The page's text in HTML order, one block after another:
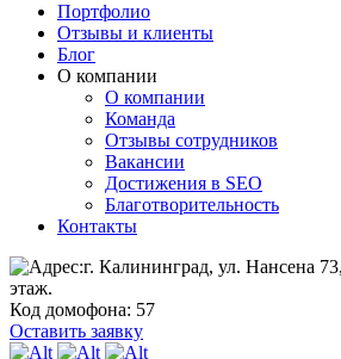
Портфолио
Отзывы и клиенты
Блог
О компании
О компании
Команда
Отзывы сотрудников
Вакансии
Достижения в SEO
Благотворительность
Контакты
г. Калининград, ул. Нансена
этаж.
Код домофона: 57
Оставить заявку